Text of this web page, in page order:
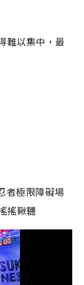
難以集中，最
者極限障礙場
搖鞦韆